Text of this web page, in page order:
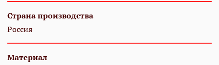
Страна производства
Россия
Материал